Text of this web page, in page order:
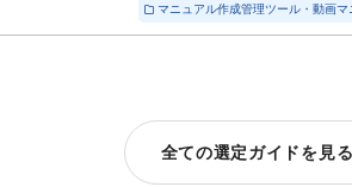
マニュアル作成管理ツール・動画マ
全ての選定ガイドを見